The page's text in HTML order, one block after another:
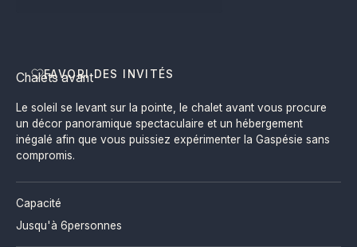
FAVORI DES INVITÉS
Chalets avant
Le soleil se levant sur la pointe, le chalet avant vous procure
un décor panoramique spectaculaire et un hébergement
inégalé afin que vous puissiez expérimenter la Gaspésie sans
compromis.
Capacité
Jusqu'à 6personnes